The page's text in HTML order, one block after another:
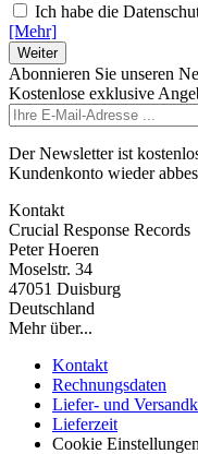
Ich habe die
[Mehr]
Weiter
Abonnieren Sie unseren
Kostenlose exklusive
Der Newsletter ist
Kundenkonto wieder
Kontakt
Crucial Response Records
Peter Hoeren
Moselstr. 34
47051 Duisburg
Deutschland
Mehr über...
Kontakt
Rechnungsdaten
Liefer- und
Lieferzeit
Cookie Einstellungen